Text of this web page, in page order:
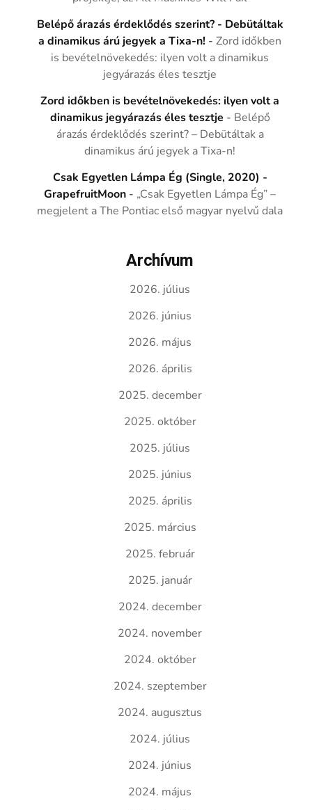
Belépő árazás érdeklődés szerint? - Debütáltak
a dinamikus árú jegyek a Tixa-n! -Zord időkben
is bevételnövekedés: ilyen volt a dinamikus
jegyárazás éles tesztje
Zord időkben is bevételnövekedés: ilyen volt a
dinamikus jegyárazás éles tesztje - Belépő
árazás érdeklődés szerint? – Debütáltak a
dinamikus árú jegyek a Tixa-n!
Csak Egyetlen Lámpa Ég (Single, 2020) -
GrapefruitMoon - „Csak Egyetlen Lámpa Ég” –
megjelent a The Pontiac első magyar nyelvű dala
Archívum
2026. július
2026. június
2026. május
2026. április
2025. december
2025. október
2025. július
2025. június
2025. április
2025. március
2025. február
2025. január
2024. december
2024. november
2024. október
2024. szeptember
2024. augusztus
2024. július
2024. június
2024. május